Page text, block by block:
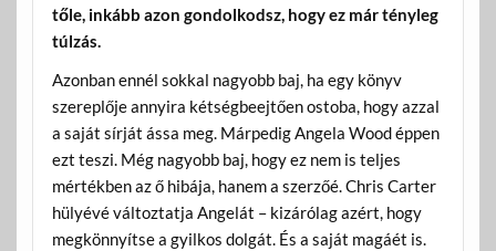
tőle, inkább azon gondolkodsz, hogy ez már tényleg
túlzás.
Azonban ennél sokkal nagyobb baj, ha egy könyv
szereplője annyira kétségbeejtően ostoba, hogy azzal
a saját sírját ássa meg. Márpedig Angela Wood éppen
ezt teszi. Még nagyobb baj, hogy ez nem is teljes
mértékben az ő hibája, hanem a szerzőé. Chris Carter
hülyévé változtatja Angelát – kizárólag azért, hogy
megkönnyítse a gyilkos dolgát. És a saját magáét is.